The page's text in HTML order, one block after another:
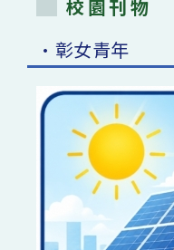
校園刊物
•彰女青年